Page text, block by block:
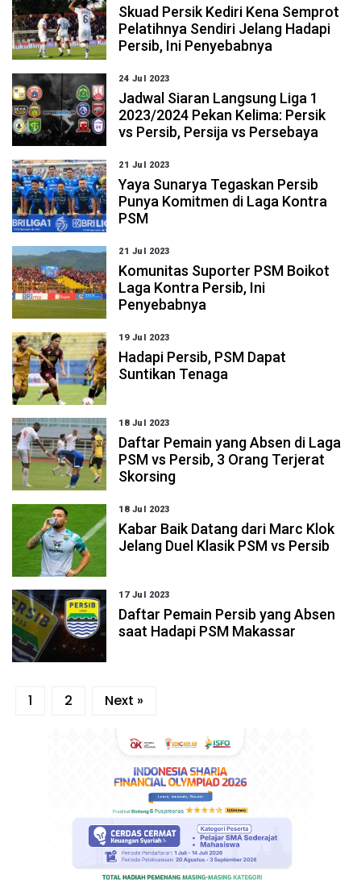
Skuad Persik Kediri Kena Semprot
Pelatihnya Sendiri Jelang Hadapi
Persib, Ini Penyebabnya
24 Jul 2023
Jadwal Siaran Langsung Liga 1
2023/2024 Pekan Kelima: Persik
vs Persib, Persija vs Persebaya
21 Jul 2023
Yaya Sunarya Tegaskan Persib
Punya Komitmen di Laga Kontra
PSM
21 Jul 2023
Komunitas Suporter PSM Boikot
Laga Kontra Persib, Ini
Penyebabnya
19 Jul 2023
Hadapi Persib, PSM Dapat
Suntikan Tenaga
18 Jul 2023
Daftar Pemain yang Absen di Laga
PSM vs Persib, 3 Orang Terjerat
Skorsing
18 Jul 2023
Kabar Baik Datang dari Marc Klok
Jelang Duel Klasik PSM vs Persib
17 Jul 2023
Daftar Pemain Persib yang Absen
saat Hadapi PSM Makassar
1 2 Next »